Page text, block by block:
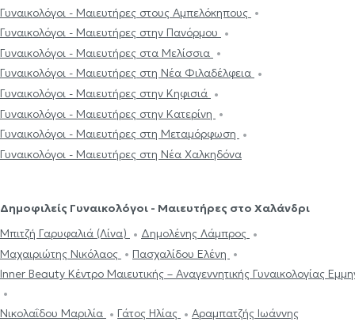
Γυναικολόγοι - Μαιευτήρες στους Αμπελόκηπους
Γυναικολόγοι - Μαιευτήρες στην Πανόρμου
Γυναικολόγοι - Μαιευτήρες στα Μελίσσια
Γυναικολόγοι - Μαιευτήρες στη Νέα Φιλαδέλφεια
Γυναικολόγοι - Μαιευτήρες στην Κηφισιά
Γυναικολόγοι - Μαιευτήρες στην Κατερίνη
Γυναικολόγοι - Μαιευτήρες στη Μεταμόρφωση
Γυναικολόγοι - Μαιευτήρες στη Νέα Χαλκηδόνα
Δημοφιλείς Γυναικολόγοι - Μαιευτήρες στο Χαλάνδρι
Μπιτζή Γαρυφαλιά (Λίνα)
Δημολένης Λάμπρος
Μαχαιριώτης Νικόλαος
Πασχαλίδου Ελένη
Νικολαΐδου Μαριλία Γάτος Ηλίας Αραμπατζής Ιωάννης